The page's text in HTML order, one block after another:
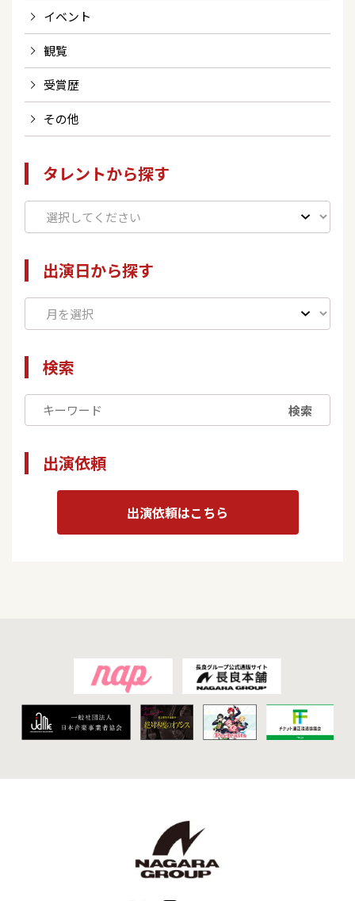
イベント
観覧
受賞歴
その他
タレントから探す
出演日から探す
検索
検索
出演依頼
出演依頼はこちら